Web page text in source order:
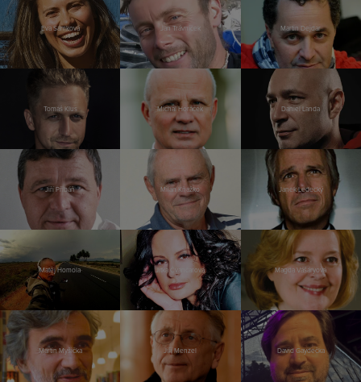
Eva Samková Jan Trávníček Martin Dejdar
Tomáš Klus Michal Horáček Daniel Landa
Jiří Přibáň Milan Kňažko Janek Ledecký
Matěj Homola Jitka Čvančarová Magda Vášáryová
Martin Myšička Jiří Menzel David Gaydečka